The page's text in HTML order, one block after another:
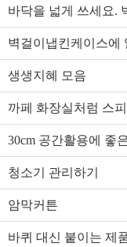
바닥을 넓게 쓰세요.
벽걸이냅킨케이스에
세요.
생생지혜 모음
까페 화장실처럼 스
30cm 공간활용에 좋
청소기 관리하기
암막커튼
바퀴 대신 붙이는 제